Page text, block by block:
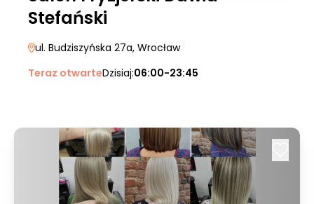
Stefański
ul. Budziszyńska 27a, Wrocław
Teraz otwarteDzisiaj:06:00-23:45